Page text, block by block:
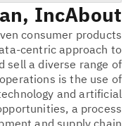
About
Inc.
consumer products
centric approach to
sell a diverse range of
is the use of
and artificial
a process